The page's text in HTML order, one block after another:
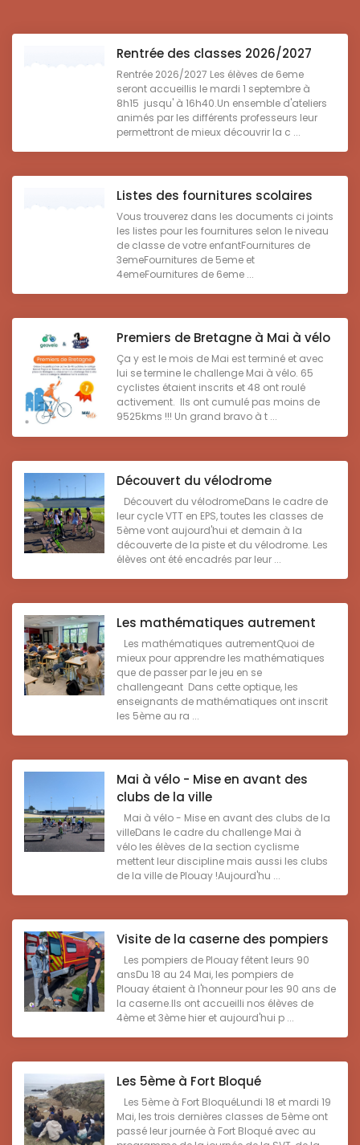
Rentrée des classes 2026/2027
Rentrée 2026/2027 Les élèves de 6eme
seront accueillis le mardi 1 septembre à
8h15 jusqu' à 16h40.Un ensemble d'ateliers
animés par les différents professeurs leur
permettront de mieux découvrir la c ...
Listes des fournitures scolaires
Vous trouverez dans les documents ci joints
les listes pour les fournitures selon le niveau
de classe de votre enfantFournitures de
3emeFournitures de 5eme et
4emeFournitures de 6eme ...
Premiers de Bretagne à Mai à vélo
Ça y est le mois de Mai est terminé et avec
lui se termine le challenge Mai à vélo. 65
cyclistes étaient inscrits et 48 ont roulé
activement. Ils ont cumulé pas moins de
9525kms !!! Un grand bravo à t ...
Découvert du vélodrome
Découvert du vélodromeDans le cadre de
leur cycle VTT en EPS, toutes les classes de
5ème vont aujourd'hui et demain à la
découverte de la piste et du vélodrome. Les
élèves ont été encadrés par leur ...
Les mathématiques autrement
Les mathématiques autrementQuoi de
mieux pour apprendre les mathématiques
que de passer par le jeu en se
challengeant Dans cette optique, les
enseignants de mathématiques ont inscrit
les 5ème au ra ...
Mai à vélo - Mise en avant des
clubs de la ville
Mai à vélo - Mise en avant des clubs de la
villeDans le cadre du challenge Mai à
vélo les élèves de la section cyclisme
mettent leur discipline mais aussi les clubs
de la ville de Plouay !Aujourd'hu ...
Visite de la caserne des pompiers
Les pompiers de Plouay fêtent leurs 90
ansDu 18 au 24 Mai, les pompiers de
Plouay étaient à l'honneur pour les 90 ans de
la caserne.Ils ont accueilli nos élèves de
4ème et 3ème hier et aujourd'hui p ...
Les 5ème à Fort Bloqué
Les 5ème à Fort BloquéLundi 18 et mardi 19
Mai, les trois dernières classes de 5ème ont
passé leur journée à Fort Bloqué avec au